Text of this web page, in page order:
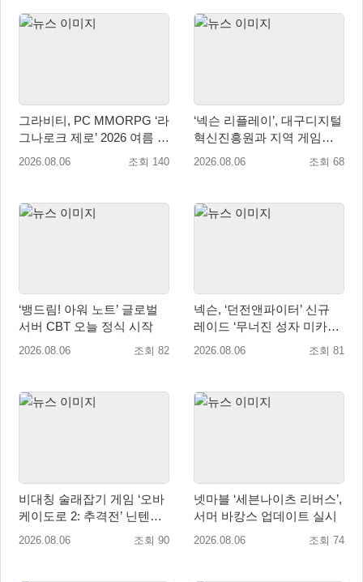
그라비티, PC MMORPG ‘라
그나로크 제로’ 2026 여름 프
로모션 진행!
2026.08.06 조회 140
‘넥슨 리플레이’, 대구디지털
혁신진흥원과 지역 게임산
업 육성 위한 업무협약 체결
2026.08.06 조회 68
‘뱅드림! 아워 노트’ 글로벌
서버 CBT 오늘 정식 시작
2026.08.06 조회 82
넥슨, ‘던전앤파이터’ 신규
레이드 ‘무너진 성자 미카엘
라’ 업데이트!
2026.08.06 조회 81
비대칭 술래잡기 게임 ‘오바
케이도로 2: 추격전’ 닌텐도
eShop 출시
2026.08.06 조회 90
넷마블 ‘세븐나이츠 리버스’,
서머 바캉스 업데이트 실시
2026.08.06 조회 74